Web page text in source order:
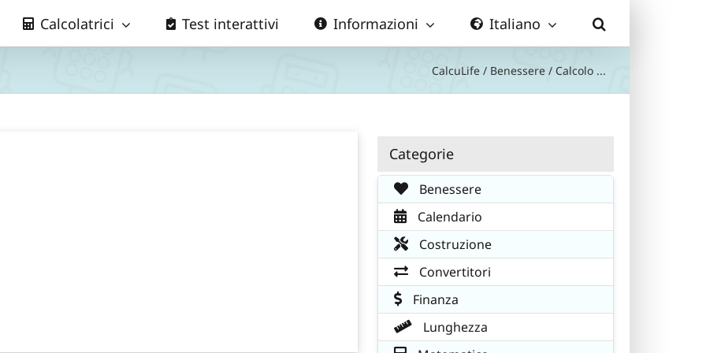
Calcolatrici Test interattivi Informazioni Italiano
CalcuLife / Benessere / Calcolo ...
Categorie
Benessere
Calendario
Costruzione
Convertitori
Finanza
Lunghezza